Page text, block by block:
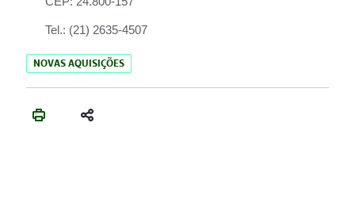
Tel.: (21) 2635-4507
NOVAS AQUISIÇÕES